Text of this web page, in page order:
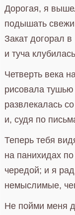
Дорогая, я
подышать
Закат догорал
и туча
Четверть века
рисовала
развлекалась
и, судя по
Теперь тебя
на панихидах
чередой; и я
немыслимые,
Не пойми меня